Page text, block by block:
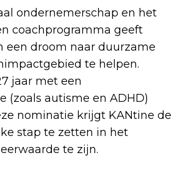
ondernemerschap en het
coachprogramma geeft
een droom naar duurzame
te helpen.
jaar met een
(zoals autisme en ADHD)
nominatie krijgt KANtine de
stap te zetten in het
te zijn.